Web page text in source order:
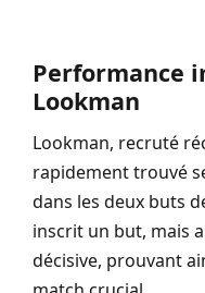
Performance
Lookman
Lookman, recruté
rapidement trouvé
dans les deux buts
inscrit un but, mais
décisive, prouvant